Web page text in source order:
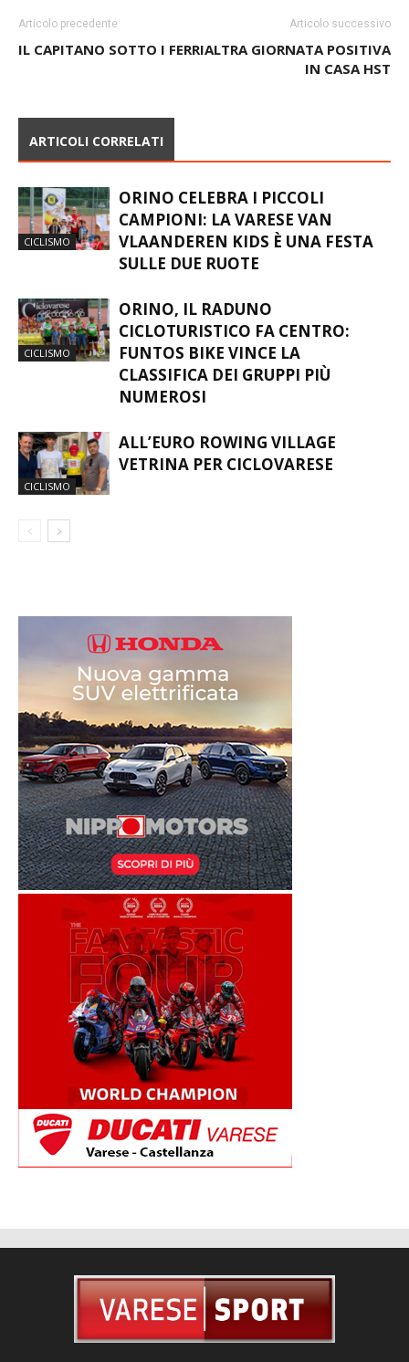
Articolo precedente
IL CAPITANO SOTTO I FERRI
Articolo successivo
ALTRA GIORNATA POSITIVA
IN CASA HST
ARTICOLI CORRELATI
CICLISMO
ORINO CELEBRA I PICCOLI
CAMPIONI: LA VARESE VAN
VLAANDEREN KIDS È UNA FESTA
SULLE DUE RUOTE
CICLISMO
ORINO, IL RADUNO
CICLOTURISTICO FA CENTRO:
FUNTOS BIKE VINCE LA
CLASSIFICA DEI GRUPPI PIÙ
NUMEROSI
CICLISMO
ALL’EURO ROWING VILLAGE
VETRINA PER CICLOVARESE